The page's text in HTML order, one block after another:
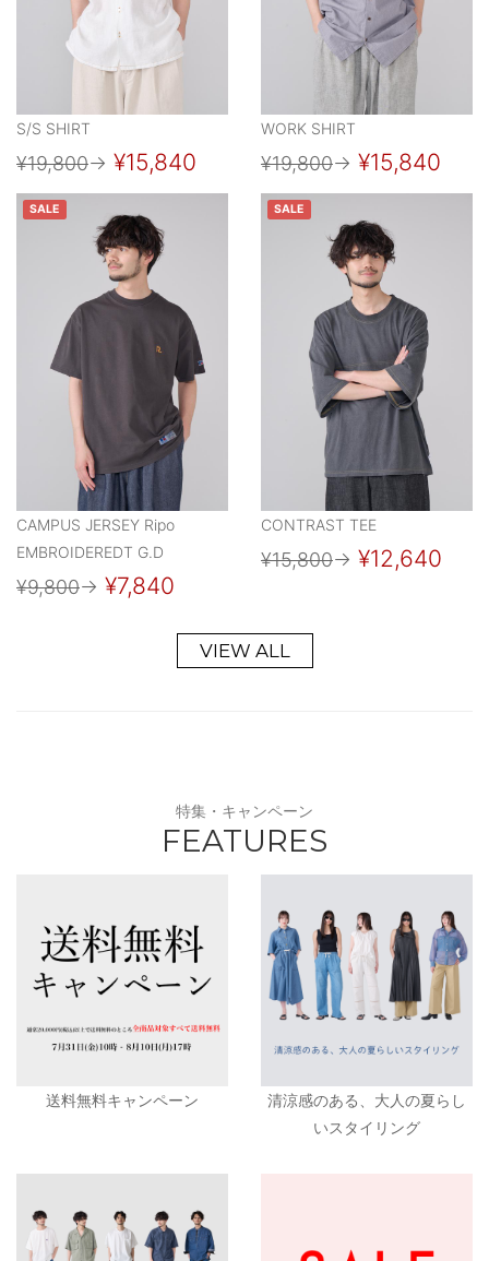
S/S SHIRT
¥19,800→ ¥15,840
WORK SHIRT
¥19,800→ ¥15,840
SALE
CAMPUS JERSEY Ripo
EMBROIDEREDT G.D
¥9,800→ ¥7,840
SALE
CONTRAST TEE
¥15,800→ ¥12,640
VIEW ALL
特集・キャンペーン
FEATURES
送料無料キャンペーン
清涼感のある、大人の夏らし
いスタイリング